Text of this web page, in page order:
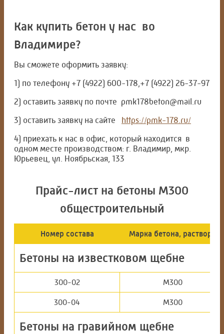
Как купить бетон у нас во
Владимире?
Вы сможете оформить заявку:
1) по телефону +7 (4922) 600-178,+7 (4922) 26-37-97
2) оставить заявку по почте pmk178beton@mail.ru
3) оставить заявку на сайте https://pmk-178.ru/
4) приехать к нас в офис, который находится в
одном месте производством: г. Владимир, мкр.
Юрьевец, ул. Ноябрьская, 133
Прайс-лист на бетоны М300
общестроительный
Номер состава Марка бетона, раствора
Бетоны на известковом щебне
300-02 М300
300-04 М300
Бетоны на гравийном щебне